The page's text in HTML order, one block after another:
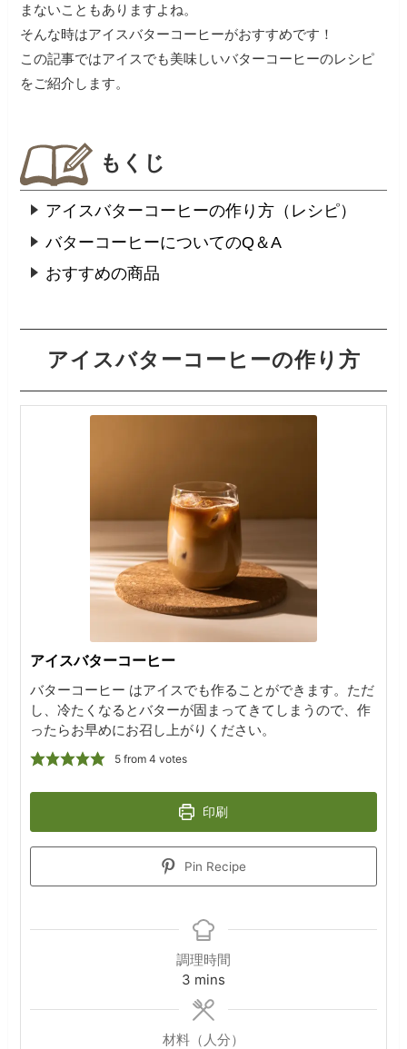
まないこともありますよね。
そんな時はアイスバターコーヒーがおすすめです！
この記事ではアイスでも美味しいバターコーヒーのレシピ
をご紹介します。
もくじ
アイスバターコーヒーの作り方（レシピ）
バターコーヒーについてのQ＆A
おすすめの商品
アイスバターコーヒーの作り方
アイスバターコーヒー
バターコーヒー はアイスでも作ることができます。ただ
し、冷たくなるとバターが固まってきてしまうので、作
ったらお早めにお召し上がりください。
5from 4 votes
印刷
Pin Recipe
調理時間
3 minutes
mins
材料（人分）